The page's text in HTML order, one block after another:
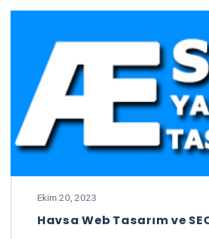
Ekim 20, 2023
Havsa Web Tasarım ve